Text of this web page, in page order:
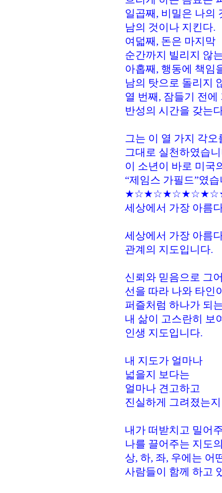
일곱째, 비밀은 나의
남의 것이나 지킨다.
여덟째, 돈은 마지막
순간까지 빌리지 않
아홉째, 행동에 책임
남의 탓으로 돌리지
열 번째, 잠들기 전에
반성의 시간을 갖는
그는 이 열 가지 각오
그대로 실천하였습
이 소년이 바로 미국
“제임스 가필드”였
세상에서 가장 아름
세상에서 가장 아름
관계의 지도입니다.
신뢰와 믿음으로 그
선을 따라 나와 타인
퍼즐처럼 하나가 되
내 삶이 고스란히 보
인생 지도입니다.
내 지도가 얼마나
넓을지 보다는
얼마나 견고하고
진실하게 그려졌는지
내가 떠받치고 밀어
나를 끌어주는 지도
상, 하, 좌, 우에는 어
사람들이 함께 하고